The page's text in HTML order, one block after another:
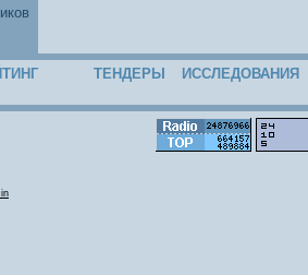
ТЕНДЕРЫ ИССЛЕДОВАНИЯ